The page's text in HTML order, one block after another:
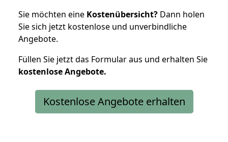
Sie möchten eine Kostenübersicht? Dann holen
Sie sich jetzt kostenlose und unverbindliche
Angebote.
Füllen Sie jetzt das Formular aus und erhalten Sie
kostenloseAngebote.
Kostenlose Angebote erhalten